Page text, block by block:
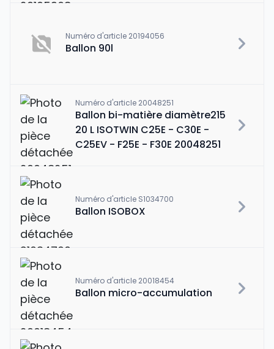
Numéro d'article 20194056
Ballon 90l
Numéro d'article 20048251
Ballon bi-matière diamètre215
20 L ISOTWIN C25E - C30E -
C25EV - F25E - F30E 20048251
Numéro d'article S1034700
Ballon ISOBOX
Numéro d'article 20018454
Ballon micro-accumulation